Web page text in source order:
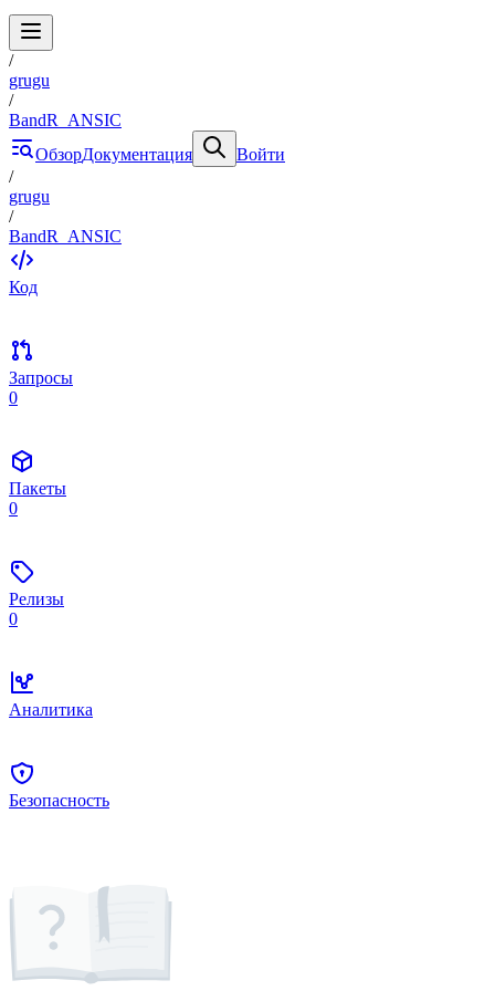
/
grugu
/
BandR_ANSIC
ОбзорДокументация
Войти
/
grugu
/
BandR_ANSIC
Код
Запросы
0
Пакеты
0
Релизы
0
Аналитика
Безопасность